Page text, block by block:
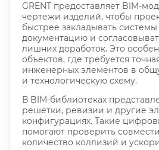
GRENT предоставляет BIM-
чертежи изделий, чтобы
быстрее закладывать
документацию и
лишних доработок. Это
объектов, где требуется
инженерных элементов в
и технологическую схему.
В BIM-библиотеках
решетки, ревизии и другие
конфигурациях. Такие
помогают проверить
количество коллизий и